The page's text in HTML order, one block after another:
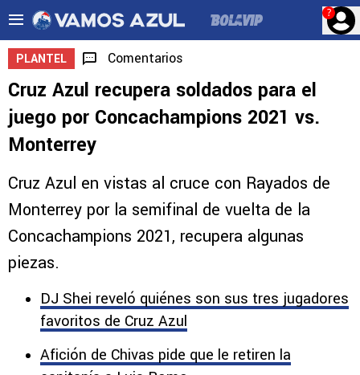
?
PLANTEL Comentarios
Cruz Azul recupera soldados para el
juego por Concachampions 2021 vs.
Monterrey
Cruz Azul en vistas al cruce con Rayados de
Monterrey por la semifinal de vuelta de la
Concachampions 2021, recupera algunas
piezas.
DJ Shei reveló quiénes son sus tres jugadores
favoritos de Cruz Azul
Afición de Chivas pide que le retiren la